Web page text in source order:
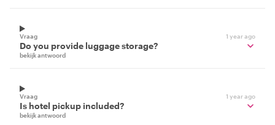
Vraag 1 year ago
Do you provide luggage storage?
bekijk antwoord
Vraag 1 year ago
Is hotel pickup included?
bekijk antwoord